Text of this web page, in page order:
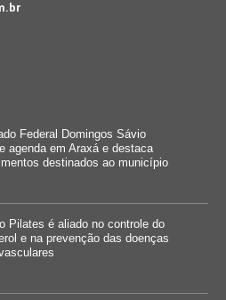
Federal Domingos Sávio
agenda em Araxá e destaca
destinados ao município
Pilates é aliado no controle do
e na prevenção das doenças